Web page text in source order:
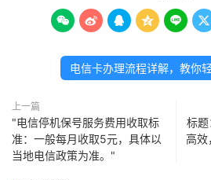
     
电信卡办理流程详解，教你
上一篇
"电信停机保号服务费用收取标
准：一般每月收取5元，具体以
当地电信政策为准。"
标题
高效